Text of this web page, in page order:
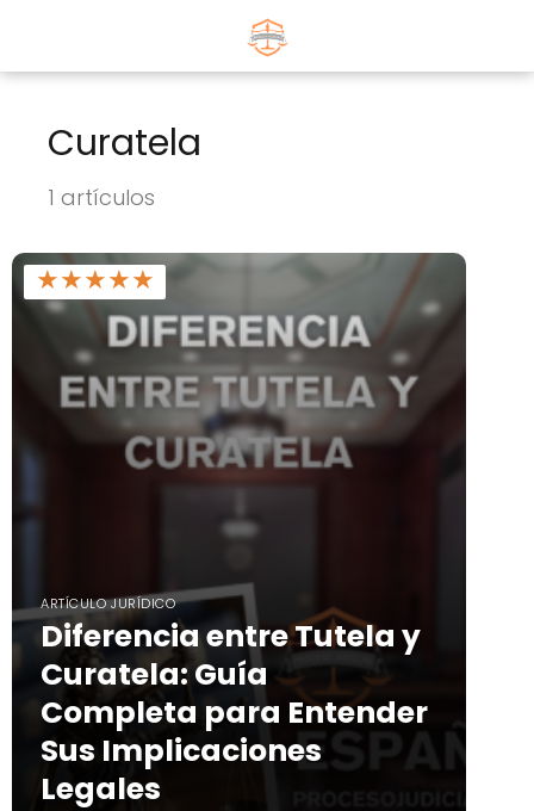
Curatela
1 artículos
★★★★★
ARTÍCULO JURÍDICO
Diferencia entre Tutela y
Curatela: Guía
Completa para Entender
Sus Implicaciones
Legales